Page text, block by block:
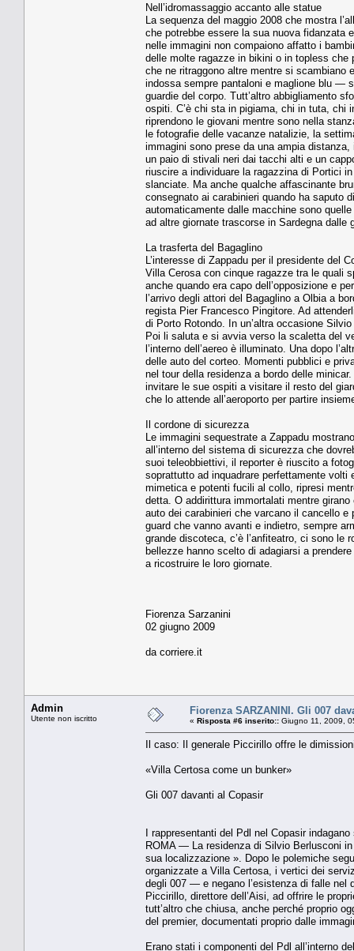
Nell’idromassaggio accanto alle statue
La sequenza del maggio 2008 che mostra
che potrebbe essere la sua nuova fidanzata
nelle im­magini non compaiono affat­to i
delle molte ragaz­ze in bikini o in topless che
che ne ritraggono altre men­tre si
indossa sempre pantaloni e maglione blu —
guardie del corpo. Tutt’altro abbigliamento
ospiti. C’è chi sta in pigiama, chi in tuta, chi
riprendono le giovani mentre sono nella
le fotografie delle vacanze natalizie, la
immagini sono prese da una ampia
un paio di stivali neri dai tacchi alti e un
riuscire a individuare la ragazzina di Portici
slanciate. Ma anche qualche affascinan­te
consegnato ai carabinieri quando ha saputo
automaticamen­te dalle macchine sono
ad altre giornate trascorse in Sardegna dalle
La trasferta del Bagaglino
L’interesse di Zappadu per il presidente del
Villa Cero­sa con cinque ragazze tra le quali
anche quando era capo del­l’opposizione e
l’arrivo degli attori del Bagaglino a Olbia a
regista Pier Francesco Pingitore. Ad
di Porto Rotondo. In un’altra occasione
Poi li saluta e si avvia verso la scaletta del
l’interno dell’aereo è il­luminato. Una dopo
delle auto del corteo. Momenti pubblici e
nel tour della residenza a bor­do delle
invitare le sue ospiti a visitare il resto del
che lo attende all’ae­roporto per partire
Il cordone di sicurezza
Le immagini sequestrate a Zappadu
all’interno del si­stema di sicurezza che
suoi teleobbiettivi, il reporter è riuscito a
soprattutto ad in­quadrare perfettamente
mimetica e poten­ti fucili al collo, ripresi
detta. O addirittura immorta­lati mentre
auto dei cara­binieri che varcano il cancel­lo
guard che vanno avanti e in­dietro, sempre
grande di­scoteca, c’è l’anfiteatro, ci so­no
bellezze hanno scelto di ada­giarsi a
a ricostrui­re le loro giornate.
Fiorenza Sarzanini
02 giugno 2009
da corriere.it
Admin
Utente non iscritto
Fiorenza SARZANINI. Gli 007
« Risposta #6 inserito:: Giugno 11, 2009,
Il caso: Il generale Piccirillo offre le
«Villa Certosa come un bunker»
Gli 007 davanti al Copasir
I rappresentanti del Pdl nel Copasir
ROMA — La residenza di Silvio Berlusconi
sua lo­calizzazione ». Dopo le polemiche
organizzate a Villa Cer­tosa, i vertici dei
degli 007 — e negano l’esisten­za di falle nel
Picci­rillo, direttore dell’Aisi, ad offrire le
tutt’altro che chiusa, anche perché proprio
del premier, documentati proprio dalle
Erano stati i componenti del Pdl all’interno